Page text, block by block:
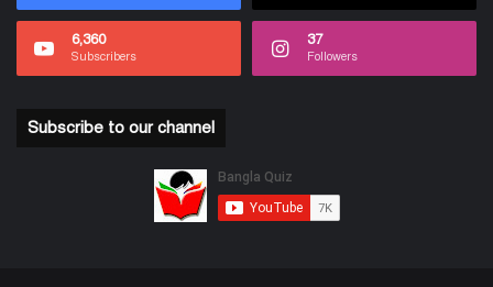
6,360
Subscribers
37
Followers
Subscribe to our channel